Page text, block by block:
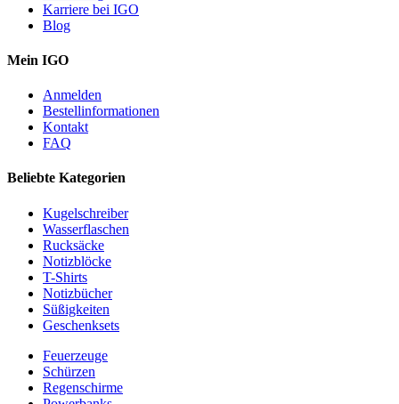
Karriere bei IGO
Blog
Mein IGO
Anmelden
Bestellinformationen
Kontakt
FAQ
Beliebte Kategorien
Kugelschreiber
Wasserflaschen
Rucksäcke
Notizblöcke
T-Shirts
Notizbücher
Süßigkeiten
Geschenksets
Feuerzeuge
Schürzen
Regenschirme